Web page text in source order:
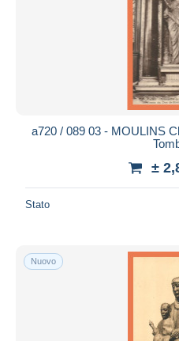
a720 / 089 03 - MOULINS
±
Stato
Nuovo